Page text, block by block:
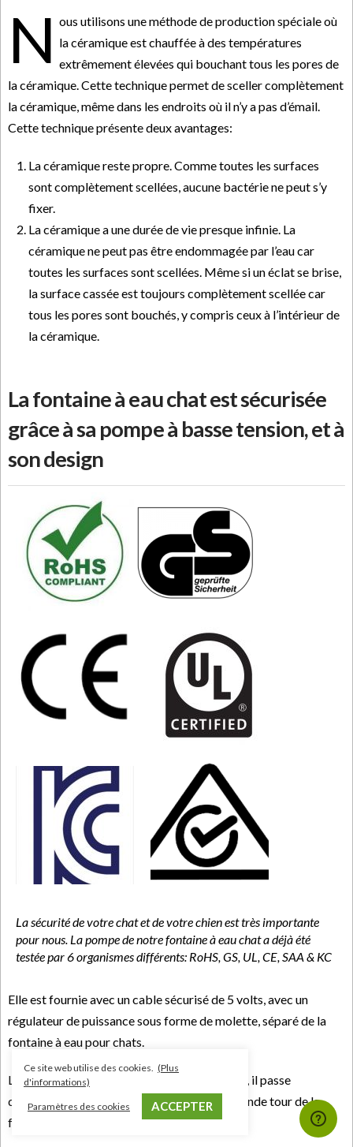
N ous utilisons une méthode de production spéciale où
la céramique est chauffée à des températures
extrêmement élevées qui bouchant tous les pores de
la céramique. Cette technique permet de sceller complètement
la céramique, même dans les endroits où il n’y a pas d’émail.
Cette technique présente deux avantages:
La céramique reste propre. Comme toutes les surfaces
sont complètement scellées, aucune bactérie ne peut s’y
fixer.
La céramique a une durée de vie presque infinie. La
céramique ne peut pas être endommagée par l’eau car
toutes les surfaces sont scellées. Même si un éclat se brise,
la surface cassée est toujours complètement scellée car
tous les pores sont bouchés, y compris ceux à l’intérieur de
la céramique.
La fontaine à eau chat est sécurisée
grâce à sa pompe à basse tension, et à
son design
La sécurité de votre chat et de votre chien est très importante
pour nous. La pompe de notre fontaine à eau chat a déjà été
testée par 6 organismes différents: RoHS, GS, UL, CE, SAA & KC
Elle est fournie avec un cable sécurisé de 5 volts, avec un
régulateur de puissance sous forme de molette, séparé de la
fontaine à eau pour chats.
Le câble ne pend jamais sur une surface d’eau, il passe
directement par un trou situé dans la plus grande tour de la
fontaine.
Ce site web utilise des cookies. (Plus
d'informations)
Paramètres des cookies ACCEPTER